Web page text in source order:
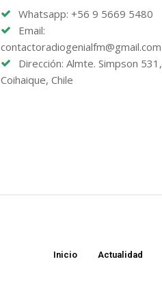
Whatsapp: +56 9 5669 5480
Email:
contactoradiogenialfm@gmail.com
Dirección: Almte. Simpson 531,
Coihaique, Chile
Inicio Actualidad